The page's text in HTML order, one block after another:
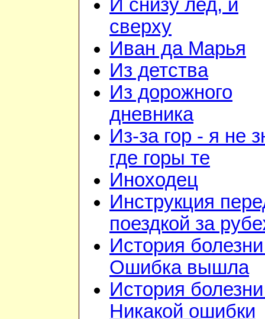
И снизу лед, и
сверху
Иван да Марья
Из детства
Из дорожного
дневника
Из-за гор - я не
где горы те
Иноходец
Инструкция
поездкой за
История
Ошибка вышла
История
Никакой ошибки